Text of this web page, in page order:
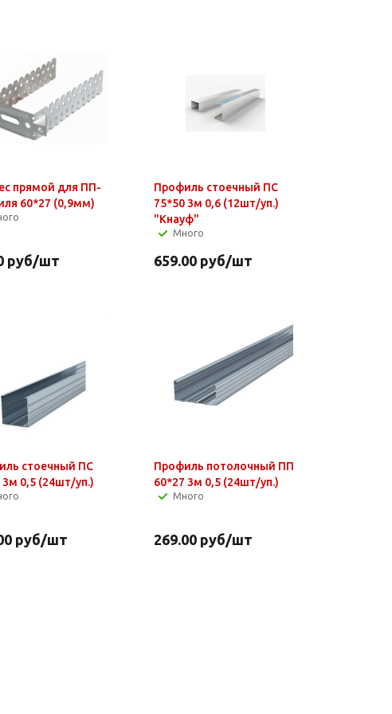
прямой для ПП-
60*27 (0,9мм)
руб/шт
Профиль стоечный ПС
75*50 3м 0,6 (12шт/уп.)
"Кнауф"
Много
659.00руб/шт
стоечный ПС
3м 0,5 (24шт/уп.)
руб/шт
Профиль потолочный ПП
60*27 3м 0,5 (24шт/уп.)
Много
269.00руб/шт